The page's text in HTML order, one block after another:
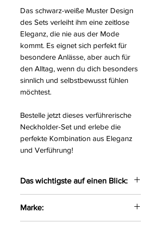
Das schwarz-weiße Muster Design
des Sets verleiht ihm eine zeitlose
Eleganz, die nie aus der Mode
kommt. Es eignet sich perfekt für
besondere Anlässe, aber auch für
den Alltag, wenn du dich besonders
sinnlich und selbstbewusst fühlen
möchtest.
Bestelle jetzt dieses verführerische
Neckholder-Set und erlebe die
perfekte Kombination aus Eleganz
und Verführung!
Das wichtigste auf einen Blick:
Neckholder-Set
Mit verstellbaren Trägern sowie
Marke: